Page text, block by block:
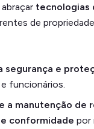
tecnologias
de
segurança e
funcionários.
a manutenção de
conformidade por